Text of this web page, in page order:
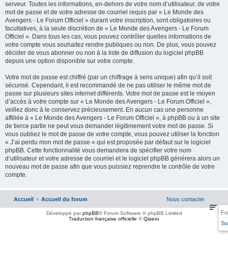
serveur. Toutes les informations, en-dehors de votre nom d’utilisateur, de votre
mot de passe et de votre adresse de courriel requis par « Le Monde des
Avengers - Le Forum Officiel » durant votre inscription, sont obligatoires ou
facultatives, à la seule discrétion de « Le Monde des Avengers - Le Forum
Officiel ». Dans tous les cas, vous pouvez contrôler quelles informations de
votre compte vous souhaitez rendre publiques ou non. De plus, vous pouvez
décider de vous abonner ou non à la liste de diffusion du logiciel phpBB
depuis une option disponible sur votre compte.
Votre mot de passe est chiffré (par un chiffrage à sens unique) afin qu’il soit
sécurisé. Cependant, il est recommandé de ne pas utiliser le même mot de
passe sur plusieurs sites internet différents. Votre mot de passe est le moyen
d’accès à votre compte sur « Le Monde des Avengers - Le Forum Officiel »,
veillez donc à le conservez précieusement. En aucun cas une personne
affiliée à « Le Monde des Avengers - Le Forum Officiel », à phpBB ou à un site
de tierce partie ne peut vous demander légitimement votre mot de passe. Si
vous oubliez le mot de passe de votre compte, vous pouvez utiliser la fonction
« J’ai perdu mon mot de passe » qui est proposée par défaut sur le logiciel
phpBB. Cette fonctionnalité vous demandera de spécifier votre nom
d’utilisateur et votre adresse de courriel et le logiciel phpBB générera alors un
nouveau mot de passe afin que vous puissiez reprendre le contrôle de votre
compte.
Accueil Accueil du forum Nous contacter
Développé parphpBB® Forum Software © phpBB Limited
Traduction française officielle ©Qiaeru